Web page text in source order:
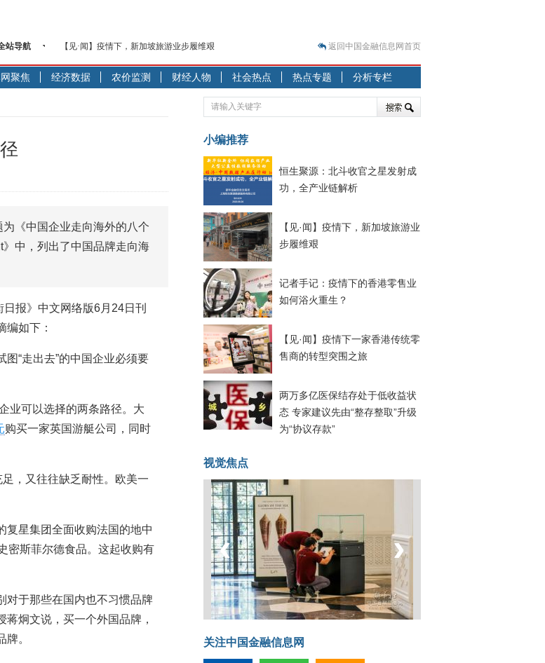
站导航
【见·闻】疫情下，新加坡旅游业步履维艰
记者手记：疫情下的香港零售业如何浴火重生？
【见·闻】疫情下一家香港传统零售商的转型突围之旅
济安金信：中国基金市场数据分析周报（2020. 07.27—2020.07.31）
【新华财经调查】同业存单、结构性存款玩起“跷跷板” 结构性失衡藏
央行公开市场净投放300亿元 短端资金利率明显下行
基本面及股市双轮冲击 债市回调十年期债表现最弱
沥青期货连续两日涨逾3% 沪银及两粕涨势喜人
恒生聚源：北斗收官之星发射成功，全产业链解析
济安金信：中国基金市场数据分析周报（2020. 08.17—2020.08.21）
返回中国金融信息网首页
聚焦 经济数据 农价监测 财经人物 社会热点 热点专题 分析专栏
为《中国企业走向海外的八个
中，列出了中国品牌走向海
报》中文网络版6月24日刊
如下：
“走出去”的中国企业必须要
业可以选择的两条路径。大
购买一家英国游艇公司，同时
，又往往缺乏耐性。欧美一
复星集团全面收购法国的地中
密斯菲尔德食品。这起收购有
对于那些在国内也不习惯品牌
炯文说，买一个外国品牌，
。
小编推荐
恒生聚源：北斗收官之星发射成
功，全产业链解析
【见·闻】疫情下，新加坡旅游业
步履维艰
记者手记：疫情下的香港零售业
如何浴火重生？
【见·闻】疫情下一家香港传统零
售商的转型突围之旅
两万多亿医保结存处于低收益状
态 专家建议先由“整存整取”升级
为“协议存款”
视觉焦点
菲律宾：防疫降级
‹ ›
关注中国金融信息网